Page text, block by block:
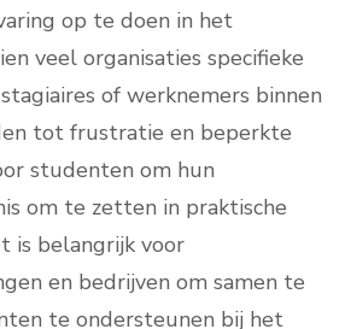
op te doen in het
veel organisaties specifieke
of werknemers binnen
tot frustratie en beperkte
studenten om hun
om te zetten in praktische
is belangrijk voor
en bedrijven om samen te
te ondersteunen bij het